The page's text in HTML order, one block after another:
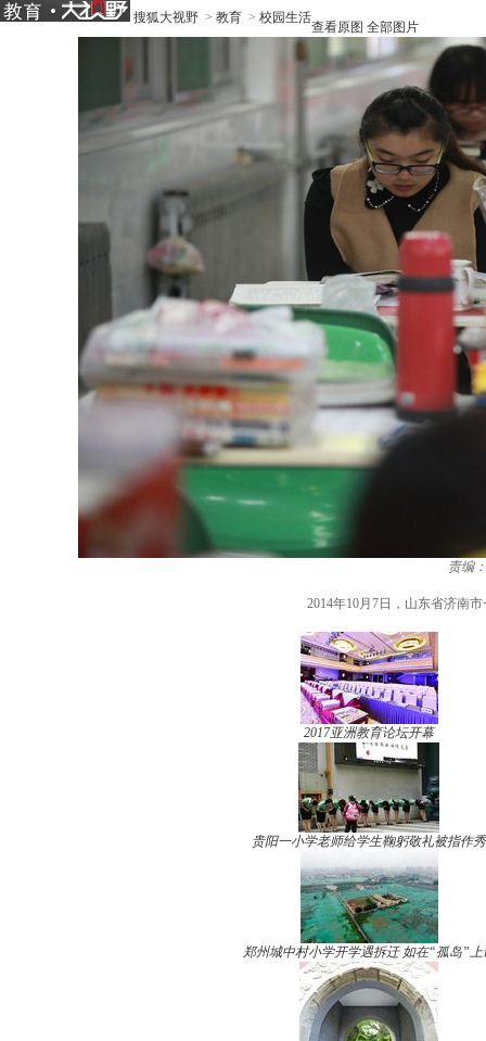
搜狐大视野 > 教育 > 校园生活
查看原图 全部图片
责编
2014年10月7日，山东省济南
2017亚洲教育论坛开幕
贵阳一小学老师给学生鞠躬敬礼被指作秀
郑州城中村小学开学遇拆迁 如在“孤岛”上